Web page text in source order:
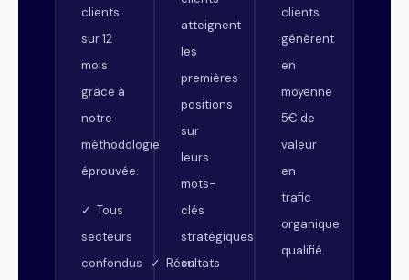
clients
sur 12
mois
grâce à
notre
méthodologie
éprouvée.
✓ Tous
secteurs
confondus ✓ Résultats
atteignent
les
premières
positions
sur
leurs
mots-
clés
stratégiques
en
clients
génèrent
en
moyenne
5€ de
valeur
en
trafic
organique
qualifié.